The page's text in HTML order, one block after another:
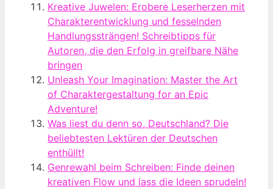
Kreative Juwelen: Erobere Leserherzen mit
Charakterentwicklung und fesselnden
Handlungssträngen! Schreibtipps für
Autoren, die den Erfolg in greifbare Nähe
bringen
Unleash Your Imagination: Master the Art
of Charaktergestaltung for an Epic
Adventure!
Was liest du denn so, Deutschland? Die
beliebtesten Lektüren der Deutschen
enthüllt!
Genrewahl beim Schreiben: Finde deinen
kreativen Flow und lass die Ideen sprudeln!